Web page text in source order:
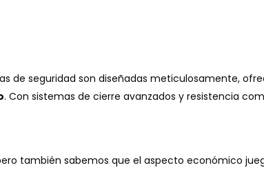
de seguridad son diseñadas meticulosamente,
. Con sistemas de cierre avanzados y resistencia
también sabemos que el aspecto económico